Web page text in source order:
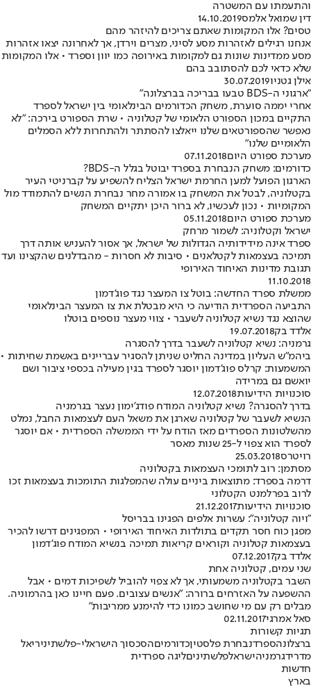
והתעמתו עם המשטרה
דין שמואל אלמס14.10.2019
טסים? אלו המקומות שאתם צריכים להיזהר מהם
אנחנו רגילים לאזהרות מסע לסיני, מצרים וירדן, אך לאחרונה יצאו אזהרות
מסע ממדינות שונות גם למקומות באירופה כמו יוון וספרד • אלו המקומות
שלא כדאי לכם להסתובב בהם
אילן גטניו30.07.2019
"ארגוני ה-BDS טבעו בבריכה בברצלונה"
אחרי יממה סוערת, משחק הכדורמים הבינלאומי בין ישראל לספרד
התקיים במכון הספורט הלאומי של קטלוניה • שרת הספורט בירכה: "לא
נאפשר שהספורטאים שלנו ייאלצו להסתתר ולהתחרות ללא הסמלים
הלאומיים שלנו"
מערכת ספורט היום07.11.2018
כדורמים: משחק הנבחרת בספרד יבוטל בגלל ה-BDS?
הארגון הפועל למען החרמת ישראל הצליח להשפיע על קברניטי העיר
בקטלוניה, לבטל את המשחק בו אמורה מחר נבחרת הנשים להתמודד מול
המקומיות • נכון לעכשיו, לא ברור היכן יתקיים המשחק
מערכת ספורט היום05.11.2018
ישראל וקטלוניה: לשמור מרחק
ספרד אינה מידידותיה הגדולות של ישראל, אך אסור להעניש אותה דרך
תמיכה בעצמאות לקטלאנים • סיבות לא חסרות - מהבדלנים שהקצינו ועד
תגובת מדינות האיחוד האירופי
11.10.2018
ממשלת ספרד החדשה: בוטל צו המעצר נגד פוג'דמון
התביעה הספרדית הודיעה כי היא מבטלת את צו המעצר הבינלאומי
שהוצא נגד נשיא קטלוניה לשעבר • צווי מעצר נוספים בוטלו
אלדד בק19.07.2018
גרמניה: נשיא קטלוניה לשעבר בדרך להסגרה
ביהמ"ש העליון במדינה החליט שניתן להסגיר עבריינים באשמת שחיתות •
המשמעות: קרלס פוג'דמון יוסגר לספרד בגין מעילה בכספי ציבור ושם
יואשם גם במרידה
סוכנויות הידיעות12.07.2018
בדרך להסגרה? נשיא קטלוניה המודח פודג'ימון נעצר בגרמניה
הנשיא לשעבר של קטלוניה שארגן את משאל העם לעצמאות החבל, נמלט
מהשלטונות הספרדים מאז הודח על ידי הממשלה הספרדית • אם יוסגר
לספרד הוא צפוי ל-25 שנות מאסר
רויטרס25.03.2018
מסתמן: רוב לתומכי העצמאות בקטלוניה
דרמה בספרד: מתוצאות ביניים עולה שהמפלגות התומכות בעצמאות זכו
לרוב בפרלמנט הקטלוני
סוכנויות הידיעות21.12.2017
"ויוה קטלוניה": עשרות אלפים הפגינו בבריסל
מפגן כוח חסר תקדים בתולדות האיחוד האירופי • המפגינים דרשו להכיר
בעצמאות קטלוניה וקוראים קריאות תמיכה בנשיא המודח פוג'דמון
אלדד בק07.12.2017
שני עמים, קטלוניה אחת
השבר בקטלוניה משמעותי, אך לא צפוי להוביל לשפיכות דמים • אבל
ההשפעה על האזרחים ברורה: "אנשים עצובים. פעם חיינו כאן בהרמוניה.
מבלים רק עם מי שחושב כמונו כדי להימנע ממריבות"
סאל אמרגי02.11.2017
תגיות קשורות
ברצלונהספרדנבחרת פלסטיןכדורמיםהסכסוך הישראלי-פלשתיניריאל
מדרידגרמניהישראלפלשתיניםליגה ספרדית
חדשות
בארץ